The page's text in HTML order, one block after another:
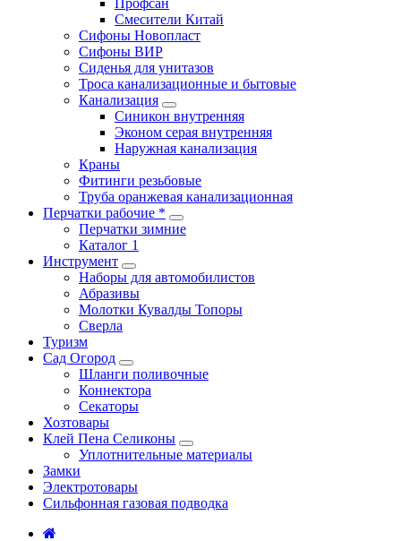
Профсан
Смесители Китай
Сифоны Новопласт
Сифоны ВИР
Сиденья для унитазов
Троса канализационные и бытовые
Канализация
Синикон внутренняя
Эконом серая внутренняя
Наружная канализация
Краны
Фитинги резьбовые
Труба оранжевая канализационная
Перчатки рабочие *
Перчатки зимние
Каталог 1
Инструмент
Наборы для автомобилистов
Абразивы
Молотки Кувалды Топоры
Сверла
Туризм
Сад Огород
Шланги поливочные
Коннектора
Секаторы
Хозтовары
Клей Пена Селиконы
Уплотнительные материалы
Замки
Электротовары
Сильфонная газовая подводка